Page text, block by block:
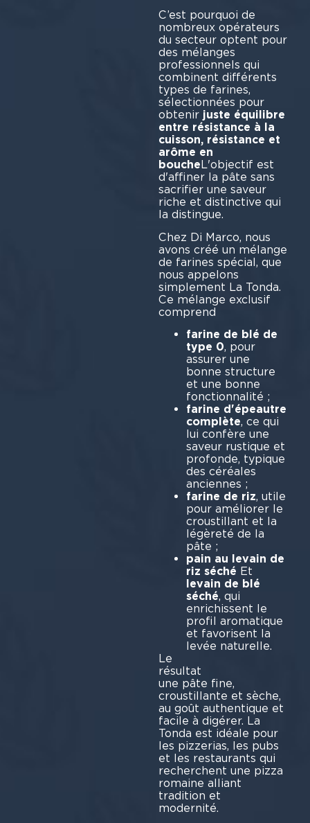
C’est pourquoi de
nombreux opérateurs
du secteur optent pour
des mélanges
professionnels qui
combinent différents
types de farines,
sélectionnées pour
obtenir juste équilibre
entre résistance à la
cuisson, résistance et
arôme en
bouche L'objectif est
d'affiner la pâte sans
sacrifier une saveur
riche et distinctive qui
la distingue.
Chez Di Marco, nous
avons créé un mélange
de farines spécial, que
nous appelons
simplement La Tonda.
Ce mélange exclusif
farine de blé de
type 0, pour
assurer une
bonne structure
et une bonne
fonctionnalité ;
farine d'épeautre
complète, ce qui
lui confère une
saveur rustique et
profonde, typique
des céréales
anciennes ;
farine de riz, utile
pour améliorer le
croustillant et la
légèreté de la
pâte ;
pain au levain de
riz séché Et
levain de blé
séché, qui
enrichissent le
profil aromatique
et favorisent la
levée naturelle.
Le
une pâte fine,
croustillante et sèche,
au goût authentique et
facile à digérer. La
Tonda est idéale pour
les pizzerias, les pubs
et les restaurants qui
recherchent une pizza
romaine alliant
tradition et